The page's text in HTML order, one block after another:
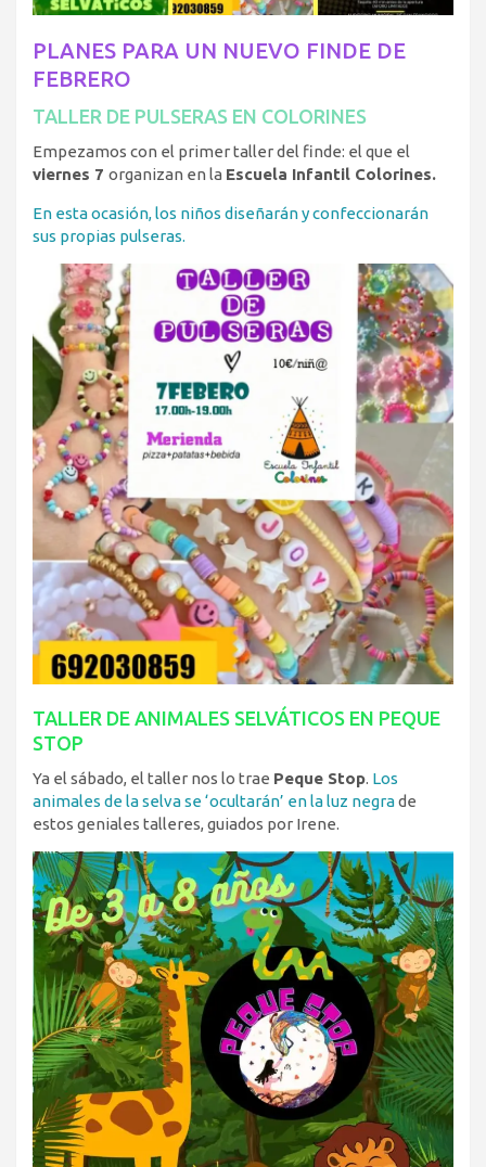
PLANES PARA UN NUEVO FINDE DE
FEBRERO
TALLER DE PULSERAS EN COLORINES
Empezamos con el primer taller del finde: el que el
viernes 7 organizan en la Escuela Infantil Colorines.
En esta ocasión, los niños diseñarán y confeccionarán
sus propias pulseras.
TALLER DE ANIMALES SELVÁTICOS EN PEQUE
STOP
Ya el sábado, el taller nos lo trae Peque Stop. Los
animales de la selva se ‘ocultarán’ en la luz negrade
estos geniales talleres, guiados por Irene.